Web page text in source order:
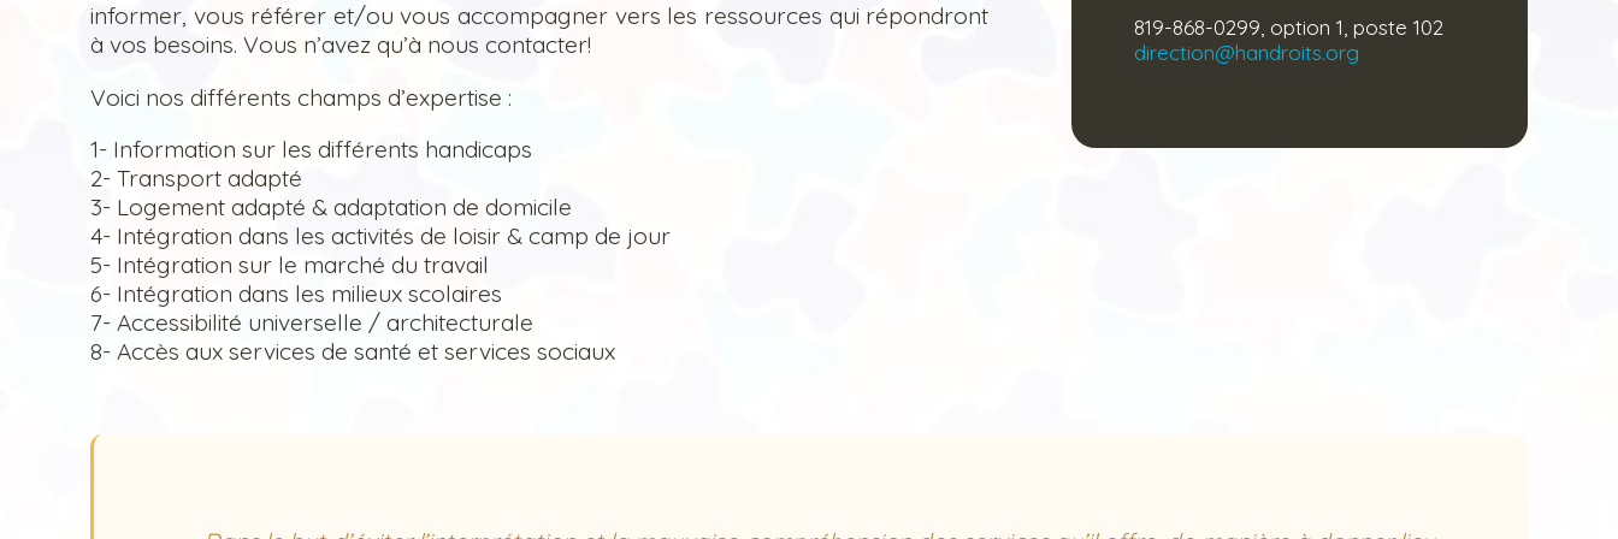
819-868-0299, option 1, poste 102
direction@handroits.org
informer, vous référer et/ou vous accompagner vers les ressources qui répondront
à vos besoins. Vous n’avez qu’à nous contacter!
Voici nos différents champs d’expertise :
1- Information sur les différents handicaps
2- Transport adapté
3- Logement adapté & adaptation de domicile
4- Intégration dans les activités de loisir & camp de jour
5- Intégration sur le marché du travail
6- Intégration dans les milieux scolaires
7- Accessibilité universelle / architecturale
8- Accès aux services de santé et services sociaux